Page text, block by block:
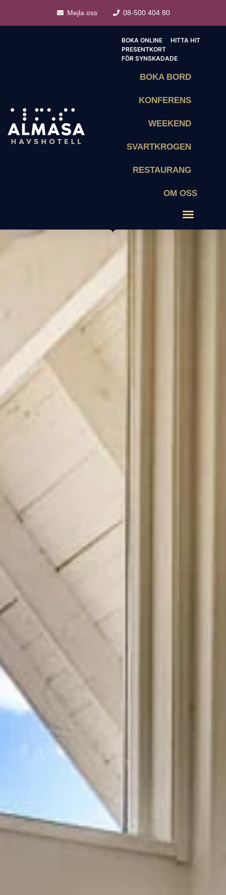
Mejla oss 08-500 404 80
BOKA ONLINE
HITTA HIT
PRESENTKORT
FÖR SYNSKADADE
BOKA BORD
KONFERENS
WEEKEND
SVARTKROGEN
RESTAURANG
OM OSS